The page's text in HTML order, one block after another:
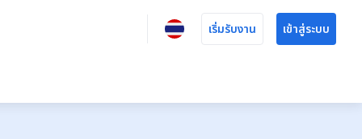
เริ่มรับงาน เข้าสู่ระบบ